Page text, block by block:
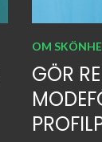
OM
GÖR